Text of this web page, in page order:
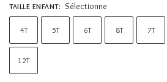
TAILLE ENFANT: Sélectionne
4T 5T 6T 8T 7T
12T